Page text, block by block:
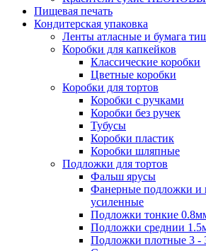
Пищевая печать
Кондитерская упаковка
Ленты атласные и бумага
Коробки для капкейков
Классические коробки
Цветные коробки
Коробки для тортов
Коробки с ручками
Коробки без ручек
Тубусы
Коробки пластик
Коробки шляпные
Подложки для тортов
Фальш ярусы
Фанерные подложки и
усиленные
Подложки тонкие
Подложки среднии
Подложки плотные 3 -